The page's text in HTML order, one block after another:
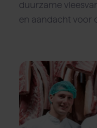
duurzame
en aandacht voor